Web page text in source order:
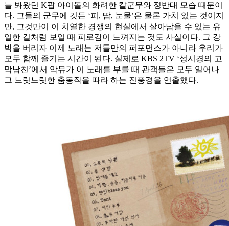
늘 봐왔던 K팝 아이돌의 화려한 칼군무와 정반대 모습 때문이
다. 그들의 군무에 깃든 ‘피, 땀, 눈물’은 물론 가치 있는 것이지
만, 그것만이 이 치열한 경쟁의 현실에서 살아남을 수 있는 유
일한 길처럼 보일 때 피로감이 느껴지는 것도 사실이다. 그 강
박을 버리자 이제 노래는 저들만의 퍼포먼스가 아니라 우리가
모두 함께 즐기는 시간이 된다. 실제로 KBS 2TV ‘성시경의 고
막남친’에서 악뮤가 이 노래를 부를 때 관객들은 모두 일어나
그 느릿느릿한 춤동작을 따라 하는 진풍경을 연출했다.